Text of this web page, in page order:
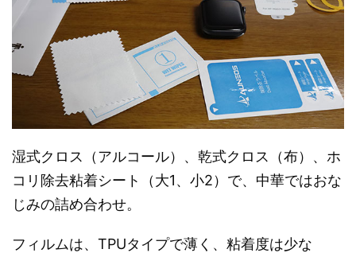
湿式クロス（アルコール）、乾式クロス（布）、ホ
コリ除去粘着シート（大1、小2）で、中華ではおな
じみの詰め合わせ。
フィルムは、TPUタイプで薄く、粘着度は少な